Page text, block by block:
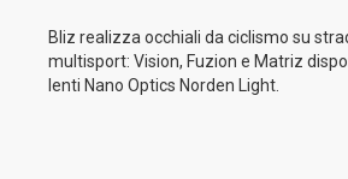
Bliz realizza occhiali da ciclismo su
multisport: Vision, Fuzion e Matriz
lenti Nano Optics Norden Light.